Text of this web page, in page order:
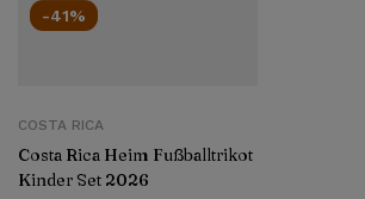
-41%
COSTA RICA
Costa Rica Heim Fußballtrikot
Kinder Set 2026